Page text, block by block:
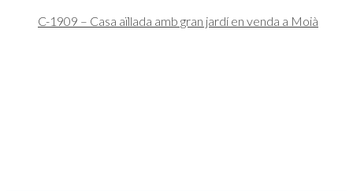
C-1909 – Casa aïllada amb gran jardí en venda a Moià